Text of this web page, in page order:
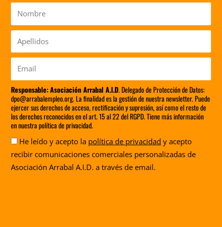
Nombre
Apellidos
Email
Responsable: Asociación Arrabal A.I.D. Delegado de Protección de Datos:
dpo@arrabalempleo.org. La finalidad es la gestión de nuestra newsletter. Puede
ejercer sus derechos de acceso, rectificación y supresión, así como el resto de
los derechos reconocidos en el art. 15 al 22 del RGPD. Tiene más información
en nuestra política de privacidad.
Aceptación
He leído y acepto la política de privacidad y acepto
recibir comunicaciones comerciales personalizadas de
Asociación Arrabal A.I.D. a través de email.